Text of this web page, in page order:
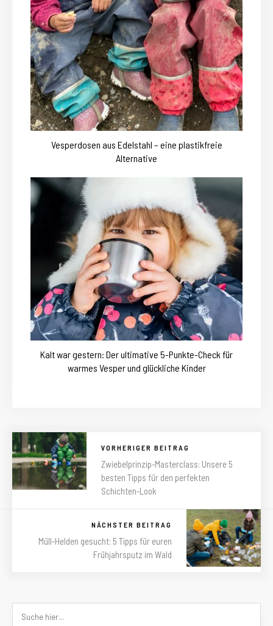
Vesperdosen aus Edelstahl – eine plastikfreie
Alternative
Kalt war gestern: Der ultimative 5-Punkte-Check für
warmes Vesper und glückliche Kinder
VORHERIGER BEITRAG
Zwiebelprinzip-Masterclass: Unsere 5
besten Tipps für den perfekten
Schichten-Look
NÄCHSTER BEITRAG
Müll-Helden gesucht: 5 Tipps für euren
Frühjahrsputz im Wald